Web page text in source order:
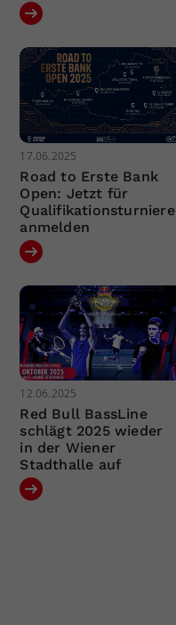
17.06.2025
Road to Erste Bank
Open: Jetzt für
Qualifikationsturniere
anmelden
12.06.2025
Red Bull BassLine
schlägt 2025 wieder
in der Wiener
Stadthalle auf